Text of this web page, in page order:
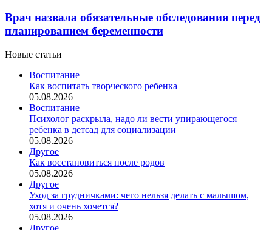
Врач назвала обязательные обследования перед
планированием беременности
Новые статьи
Воспитание
Как воспитать творческого ребенка
05.08.2026
Воспитание
Психолог раскрыла, надо ли вести упирающегося
ребенка в детсад для социализации
05.08.2026
Другое
Как восстановиться после родов
05.08.2026
Другое
Уход за грудничками: чего нельзя делать с малышом,
хотя и очень хочется?
05.08.2026
Другое